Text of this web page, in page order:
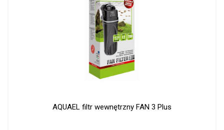
AQUAEL filtr wewnętrzny FAN 3 Plus